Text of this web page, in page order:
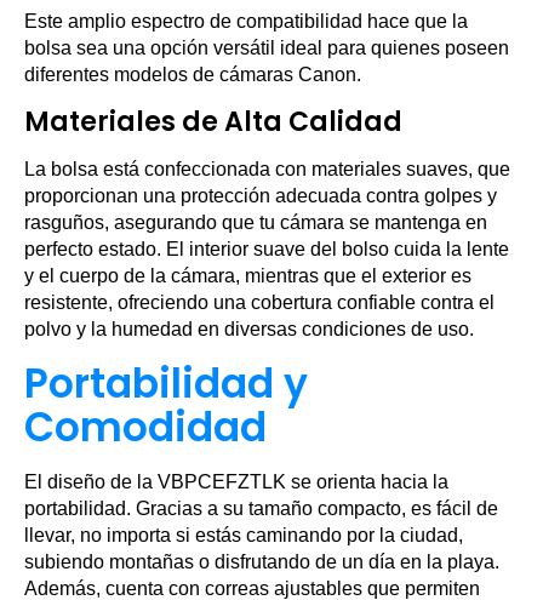
Este amplio espectro de compatibilidad hace que la
bolsa sea una opción versátil ideal para quienes poseen
diferentes modelos de cámaras Canon.
Materiales de Alta Calidad
La bolsa está confeccionada con materiales suaves, que
proporcionan una protección adecuada contra golpes y
rasguños, asegurando que tu cámara se mantenga en
perfecto estado. El interior suave del bolso cuida la lente
y el cuerpo de la cámara, mientras que el exterior es
resistente, ofreciendo una cobertura confiable contra el
polvo y la humedad en diversas condiciones de uso.
Portabilidad y
Comodidad
El diseño de la VBPCEFZTLK se orienta hacia la
portabilidad. Gracias a su tamaño compacto, es fácil de
llevar, no importa si estás caminando por la ciudad,
subiendo montañas o disfrutando de un día en la playa.
Además, cuenta con correas ajustables que permiten